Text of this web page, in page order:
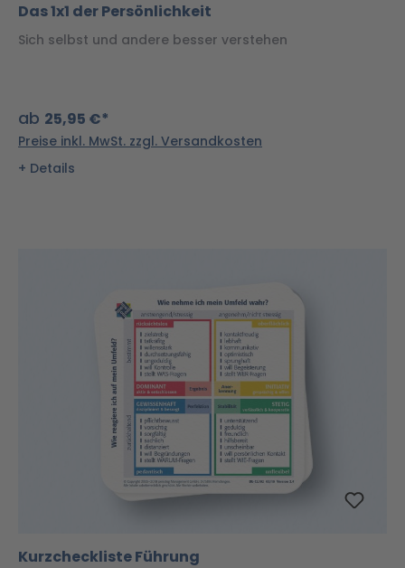
Das 1x1 der Persönlichkeit
Sich selbst und andere besser verstehen
ab 25,95 €*
Preise inkl. MwSt. zzgl. Versandkosten
Details
Kurzcheckliste Führung